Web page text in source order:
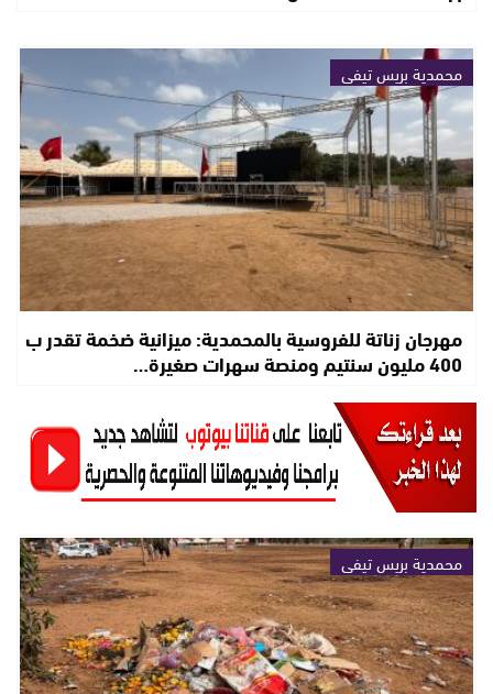
محمدية بريس تيفي
مهرجان زناتة للفروسية بالمحمدية: ميزانية ضخمة تقدر ب
400 مليون سنتيم ومنصة سهرات صغيرة…
محمدية بريس تيفي